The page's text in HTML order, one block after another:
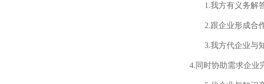
1.我方有义务解
2.跟企业形成合
3.我方代企业与
4.同时协助需求企业